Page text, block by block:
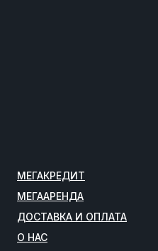
МЕГАКРЕДИТ
МЕГААРЕНДА
ДОСТАВКА И ОПЛАТА
О НАС